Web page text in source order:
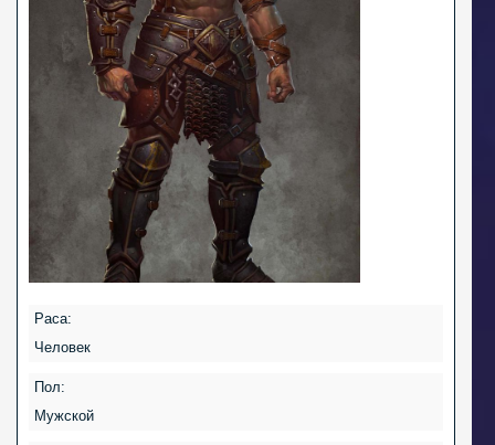
Раса:
Человек
Пол:
Мужской